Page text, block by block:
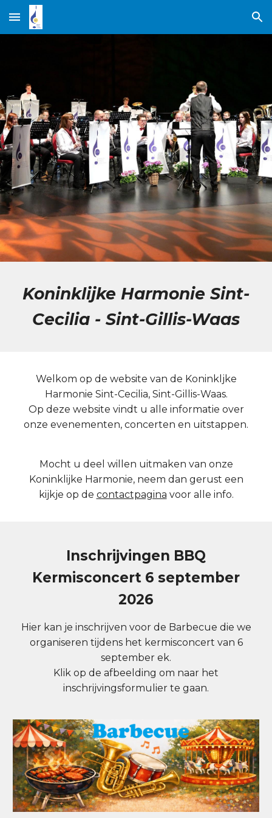
Skip to main content Skip to navigation
Koninklijke Harmonie Sint-
Cecilia - Sint-Gillis-Waas
Welkom op de website van de Koninkljke
Harmonie Sint-Cecilia, Sint-Gillis-Waas.
Op deze website vindt u alle informatie over
onze evenementen, concerten en uitstappen.
Mocht u deel willen uitmaken van onze
Koninklijke Harmonie, neem dan gerust een
kijkje op de contactpagina voor alle info.
Inschrijvingen BBQ
Kermisconcert 6 september
2026
Hier kan je inschrijven voor de Barbecue die we
organiseren tijdens het kermisconcert van 6
september ek.
Klik op de afbeelding om naar het
inschrijvingsformulier te gaan.